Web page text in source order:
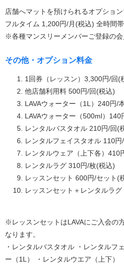
店舗へマットを預けられるオプショ
フルタイム 1,200円/月(税込) 全時間
※各種マンスリーメンバーご登録の
その他・オプション料金
1回券（レッスン）3,300円/回(
他店舗利用料 500円/回(税込)
LAVAウォーター（1L）240円/
LAVAウォーター（500ml）140
レンタルバスタオル 210円/回(
レンタルフェイスタオル 110円
レンタルウェア（上下各）410
レンタルラグ 310円/枚(税込)
レッスンセット 600円/セット(
レッスンセット＋レンタルラ
※レッスンセットはLAVAにご入会の
なります。
・レンタルバスタオル ・レンタルフ
ー（1L） ・レンタルウエア（上下）